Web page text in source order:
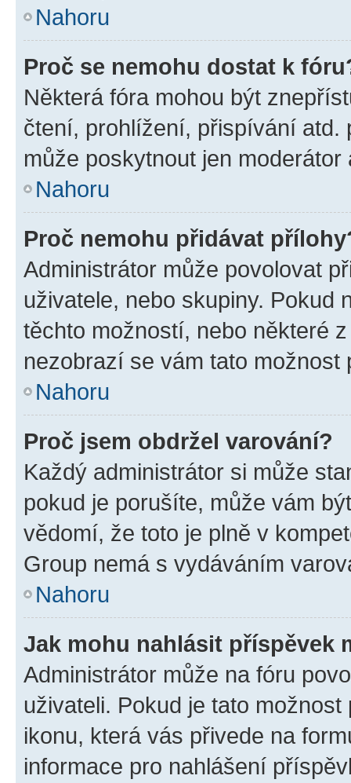
Nahoru
Proč se nemohu dostat k
Některá fóra mohou být
čtení, prohlížení, přispívání atd.
může poskytnout jen
Nahoru
Proč nemohu přidávat
Administrátor může povolovat
uživatele, nebo skupiny. Pokud
těchto možností, nebo některé
nezobrazí se vám tato
Nahoru
Proč jsem obdržel varování?
Každý administrátor si může
pokud je porušíte, může vám
vědomí, že toto je plně v
Group nemá s vydáváním
Nahoru
Jak mohu nahlásit příspěvek
Administrátor může na fóru
uživateli. Pokud je tato
ikonu, která vás přivede na
informace pro nahlášení